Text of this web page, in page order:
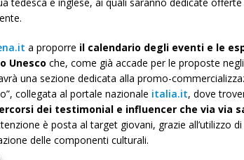
a proporre il calendario degli eventi e le
Unesco che, come già accade per le proposte
una sezione dedicata alla promo-
collegata al portale nazionale italia.it, dove
dei testimonial e influencer che via via
è posta al target giovani, grazie all’utilizzo
delle componenti culturali.